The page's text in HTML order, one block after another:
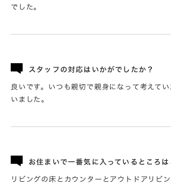
でした。
スタッフの対応はいかがでしたか？
良いです。いつも親切で親身になって考えて
いました。
お住まいで一番気に入っているところは
リビングの床とカウンターとアウトドアリビ